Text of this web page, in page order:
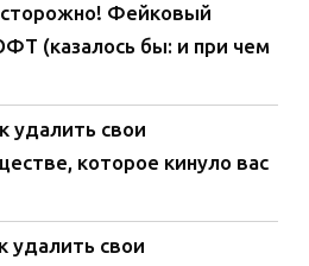
Фейковый
(казалось бы: и при чем
удалить свои
которое кинуло вас
удалить свои